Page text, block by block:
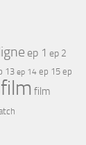
ep 1 ep 2
13 ep 14 ep 15 ep
film film